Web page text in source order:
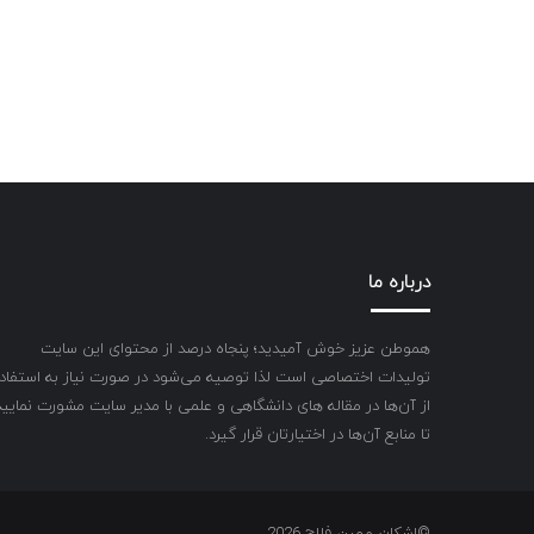
درباره ما
هموطن عزیز خوش آمیدید؛ پنجاه درصد از محتوای این سایت
تولیدات اختصاصی است لذا توصیه می‌شود در صورت نیاز به
از آن‌ها در مقاله های دانشگاهی و علمی با مدیر سایت مشورت
تا منابع آن‌ها در اختیارتان قرار گیرد.